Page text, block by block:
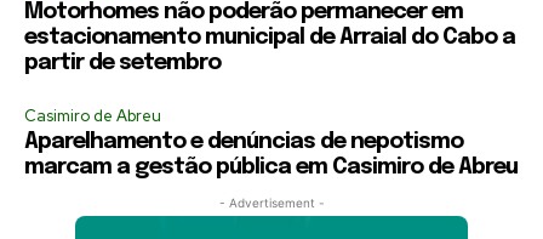
Motorhomes não poderão permanecer em
estacionamento municipal de Arraial do Cabo a
partir de setembro
Casimiro de Abreu
Aparelhamento e denúncias de nepotismo
marcam a gestão pública em Casimiro de Abreu
- Advertisement -